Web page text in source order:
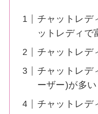
チャットレデ
ットレディで
チャットレデ
チャットレデ
ーザー)が多い
チャットレデ